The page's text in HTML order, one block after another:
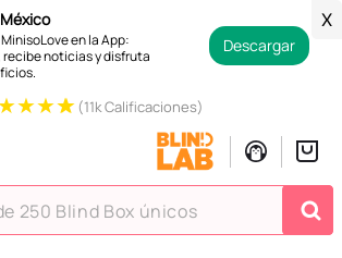
en la App:
recibe noticias y disfruta
Descargar
X
★★★ (11k Calificaciones)
Blind Box únicos